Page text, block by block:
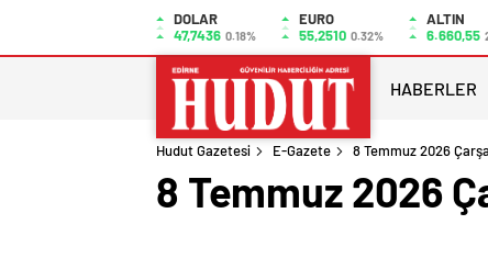
DOLAR
47,7436 0.18%
EURO
55,2510 0.32%
ALTIN
6.660,55
HABERLER
Hudut Gazetesi E-Gazete 8 Temmuz 2026
8 Temmuz 2026